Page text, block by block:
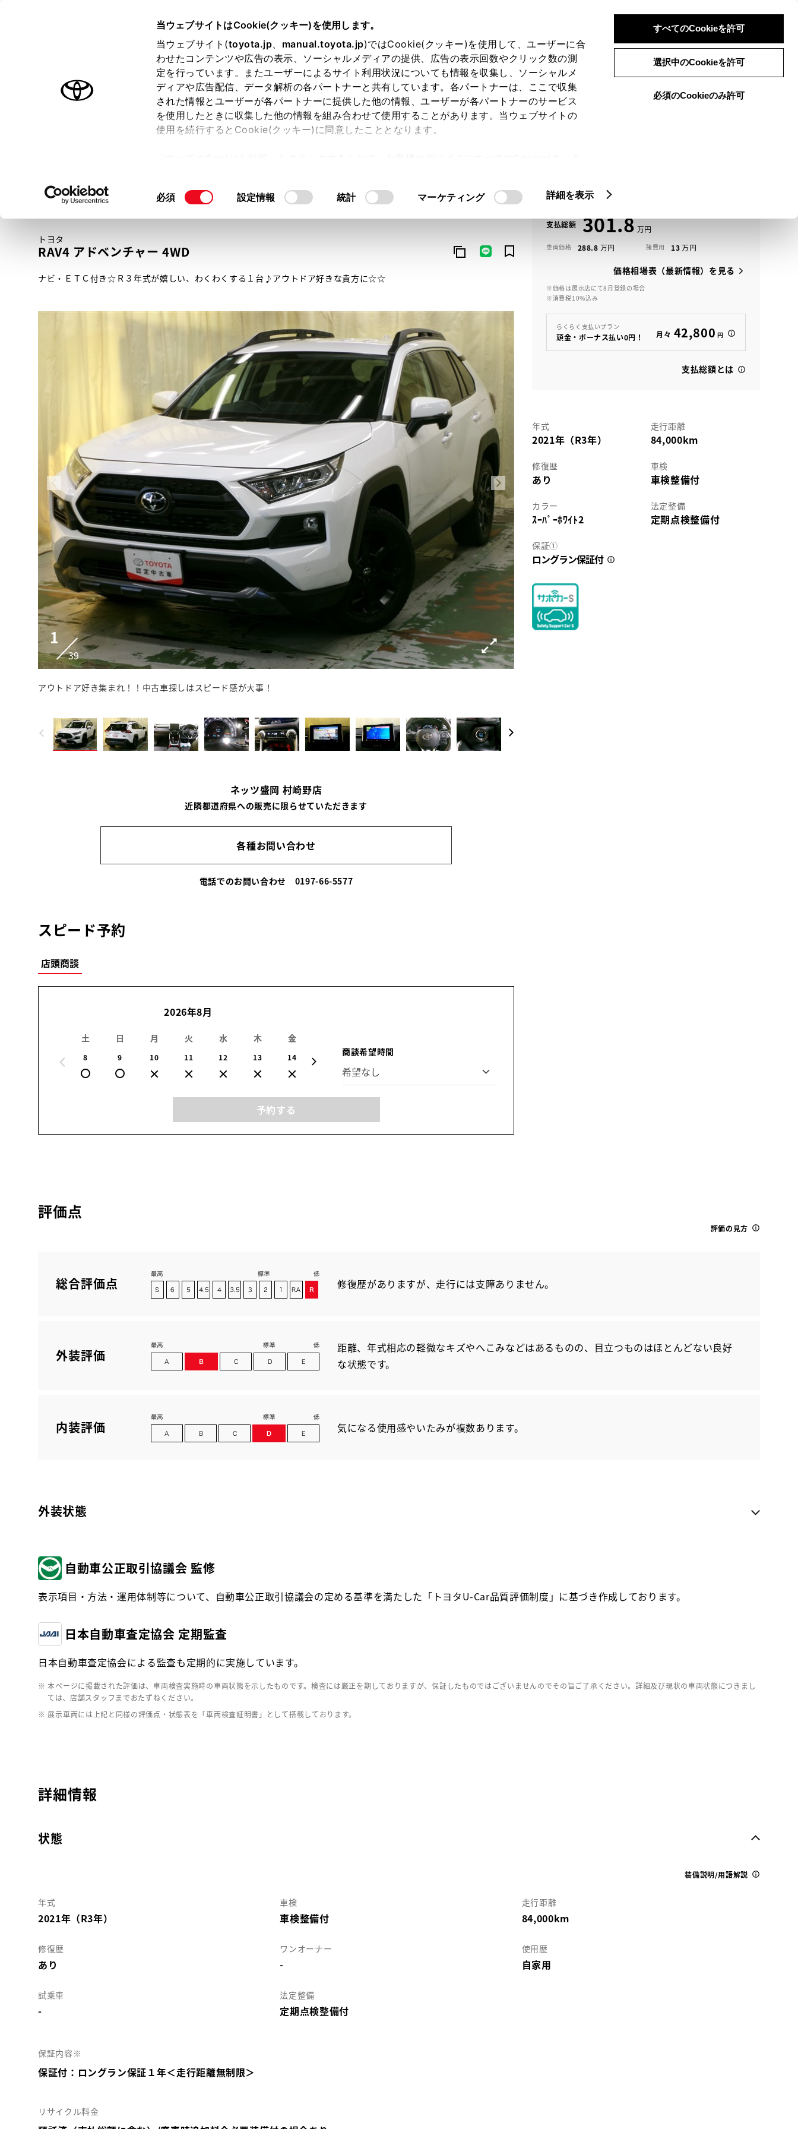
当ウェブサイトはCookie(クッキー)を使用します。
当ウェブサイト(toyota.jp、 manual.toyota.jp)ではCookie(クッキー)を使用して、ユーザーに合
わせたコンテンツや広告の表示、ソーシャルメディアの提供、広告の表示回数やクリック数の測
定を行っています。またユーザーによるサイト利用状況についても情報を収集し、ソーシャルメ
ディアや広告配信、データ解析の各パートナーと共有しています。各パートナーは、ここで収集
された情報とユーザーが各パートナーに提供した他の情報、ユーザーが各パートナーのサービス
を使用したときに収集した他の情報を組み合わせて使用することがあります。当ウェブサイトの
使用を続行するとCookie(クッキー)に同意したこととなります。
て」をご覧ください。
同
択
必須 設定情報 統計 マーケティング 詳細を表示
すべてのCookieを許可
選択中のCookieを許可
必須のCookieのみ許可
ログイン 検索 メニュー
オーナーサポート トピックス
トヨタ認定中古車 メニュー
トヨタ認定中古車の魅力 3つの買い方 オンライン購入お気に入り 保存した見積り
各種お問い合わせ
トヨタ
RAV4 アドベンチャー 4WD
ナビ・ＥＴＣ付き☆Ｒ３年式が嬉しい、わくわくする１台♪アウトドア好きな貴方に☆☆
1
39
アウトドア好き集まれ！！中古車探しはスピード感が大事！
2
ネッツ盛岡 村崎野店
近隣都道府県への販売に限らせていただきます
各種お問い合わせ
電話でのお問い合わせ 0197-66-5577
スピード予約
店頭商談
2026年8月
土
8
日
9
月
10
火
11
水
12
木
13
金
14 16 17
商談希望時間
予約する
支払総額 301.8
車両価格 288.8 諸費用 13
価格相場表（最新情報）を見る
※価格は展示店にて8月登録の場合
※消費税10%込み
らくらく支払いプラン
頭金・ボーナス払い0円！ 月々 42,800 円
支払総額とは
年式
2021年（R3年）
走行距離
84,000km
修復歴
あり
車検
車検整備付
カラー
ｽｰﾊﾟｰﾎﾜｲﾄ2
法定整備
定期点検整備付
保証①
ロングラン保証付
評価点
評価の見方
総合評価点 修復歴がありますが、走行には支障ありません。
外装評価
距離、年式相応の軽微なキズやへこみなどはあるものの、目立つものはほとんどない良好
な状態です。
内装評価 気になる使用感やいたみが複数あります。
外装状態
自動車公正取引協議会 監修
表示項目・方法・運用体制等について、自動車公正取引協議会の定める基準を満たした「トヨタU-Car品質評価制度」に基づき作成しております。
日本自動車査定協会 定期監査
日本自動車査定協会による監査も定期的に実施しています。
※ 本ページに掲載された評価は、車両検査実施時の車両状態を示したものです。検査には厳正を期しておりますが、保証したものではございませんのでその旨ご了承ください。詳細及び現状の車両状態につきまし
ては、店舗スタッフまでおたずねください。
※ 展示車両には上記と同様の評価点・状態表を「車両検査証明書」として搭載しております。
詳細情報
状態
装備説明/用語解説
年式
2021年（R3年）
車検
車検整備付
走行距離
84,000km
修復歴
あり
ワンオーナー
-
使用歴
自家用
試乗車
-
法定整備
定期点検整備付
保証内容※
保証付：ロングラン保証１年＜走行距離無制限＞
リサイクル料金